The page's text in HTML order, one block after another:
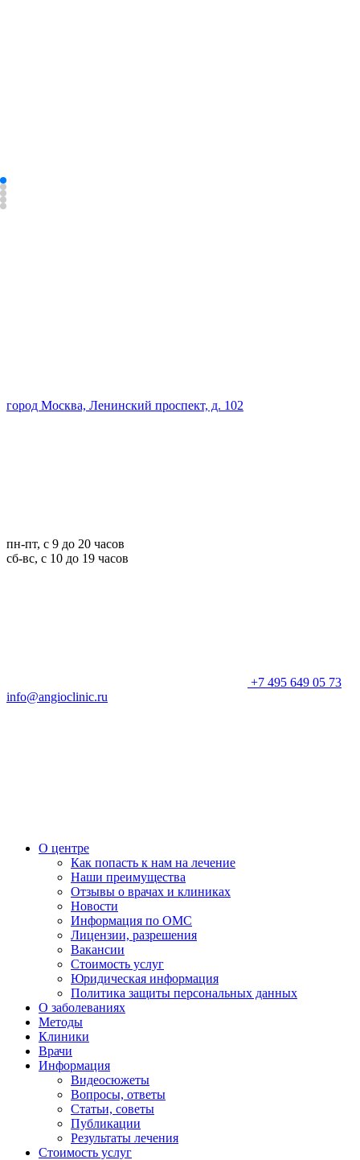
город Москва, Ленинский проспект, д. 102
пн-пт, с 9 до 20 часов
сб-вс, с 10 до 19 часов
+7 495 649 05 73
info@angioclinic.ru
О центре
Как попасть к нам на лечение
Наши преимущества
Отзывы о врачах и клиниках
Новости
Информация по ОМС
Лицензии, разрешения
Вакансии
Стоимость услуг
Юридическая информация
Политика защиты персональных данных
О заболеваниях
Методы
Клиники
Врачи
Информация
Видеосюжеты
Вопросы, ответы
Статьи, советы
Публикации
Результаты лечения
Стоимость услуг